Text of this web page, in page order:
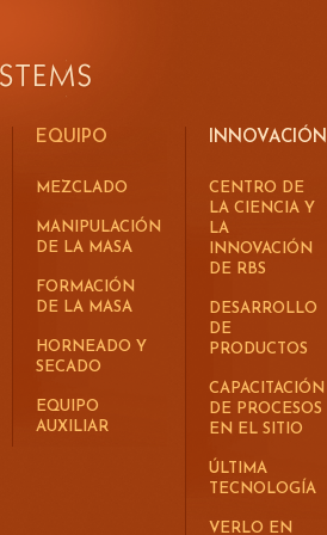
EQUIPO
MEZCLADO
MANIPULACIÓN
DE LA MASA
FORMACIÓN
DE LA MASA
HORNEADO Y
SECADO
EQUIPO
AUXILIAR
INNOVACIÓN
CENTRO DE
LA CIENCIA Y
LA
INNOVACIÓN
DE RBS
DESARROLLO
DE
PRODUCTOS
CAPACITACIÓN
DE PROCESOS
EN EL SITIO
ÚLTIMA
TECNOLOGÍA
VERLO EN